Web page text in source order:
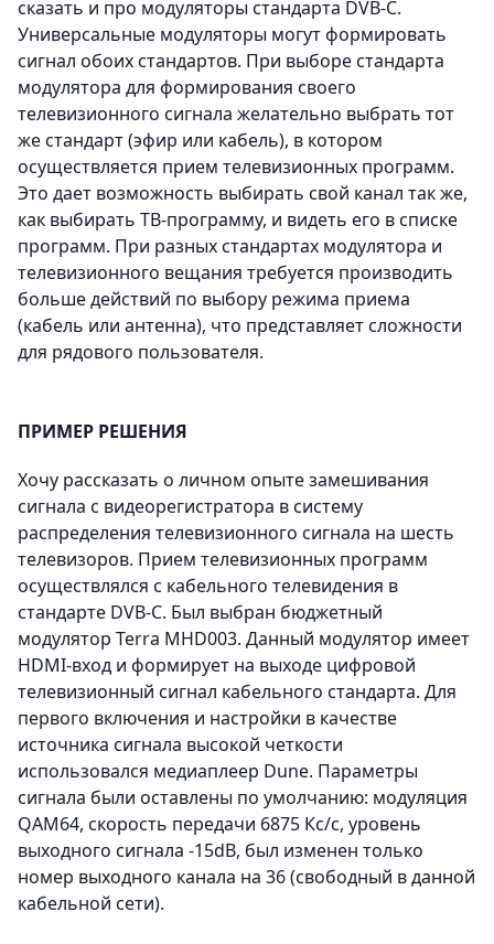
сказать и про модуляторы стандарта DVB-C.
Универсальные модуляторы могут формировать
сигнал обоих стандартов. При выборе стандарта
модулятора для формирования своего
телевизионного сигнала желательно выбрать тот
же стандарт (эфир или кабель), в котором
осуществляется прием телевизионных программ.
Это дает возможность выбирать свой канал так же,
как выбирать ТВ-программу, и видеть его в списке
программ. При разных стандартах модулятора и
телевизионного вещания требуется производить
больше действий по выбору режима приема
(кабель или антенна), что представляет сложности
для рядового пользователя.
ПРИМЕР РЕШЕНИЯ
Хочу рассказать о личном опыте замешивания
сигнала с видеорегистратора в систему
распределения телевизионного сигнала на шесть
телевизоров. Прием телевизионных программ
осуществлялся с кабельного телевидения в
стандарте DVB-C. Был выбран бюджетный
модулятор Terra MHD003. Данный модулятор имеет
HDMI-вход и формирует на выходе цифровой
телевизионный сигнал кабельного стандарта. Для
первого включения и настройки в качестве
источника сигнала высокой четкости
использовался медиаплеер Dune. Параметры
сигнала были оставлены по умолчанию: модуляция
QAM64, скорость передачи 6875 Кс/с, уровень
выходного сигнала -15dB, был изменен только
номер выходного канала на 36 (свободный в данной
кабельной сети).